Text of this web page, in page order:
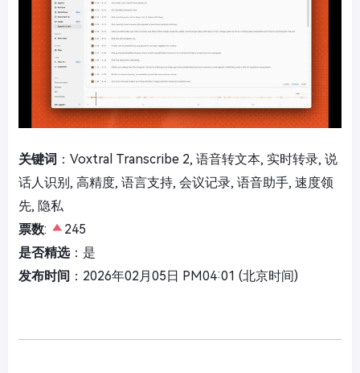
关键词 ：Voxtral Transcribe 2, 语音转文本, 实时转录, 说
话人识别, 高精度, 语言支持, 会议记录, 语音助手, 速度领
先, 隐私
票数:
245
是否精选：是
发布时间 ：2026年02月05日 PM04:01 (北京时间)